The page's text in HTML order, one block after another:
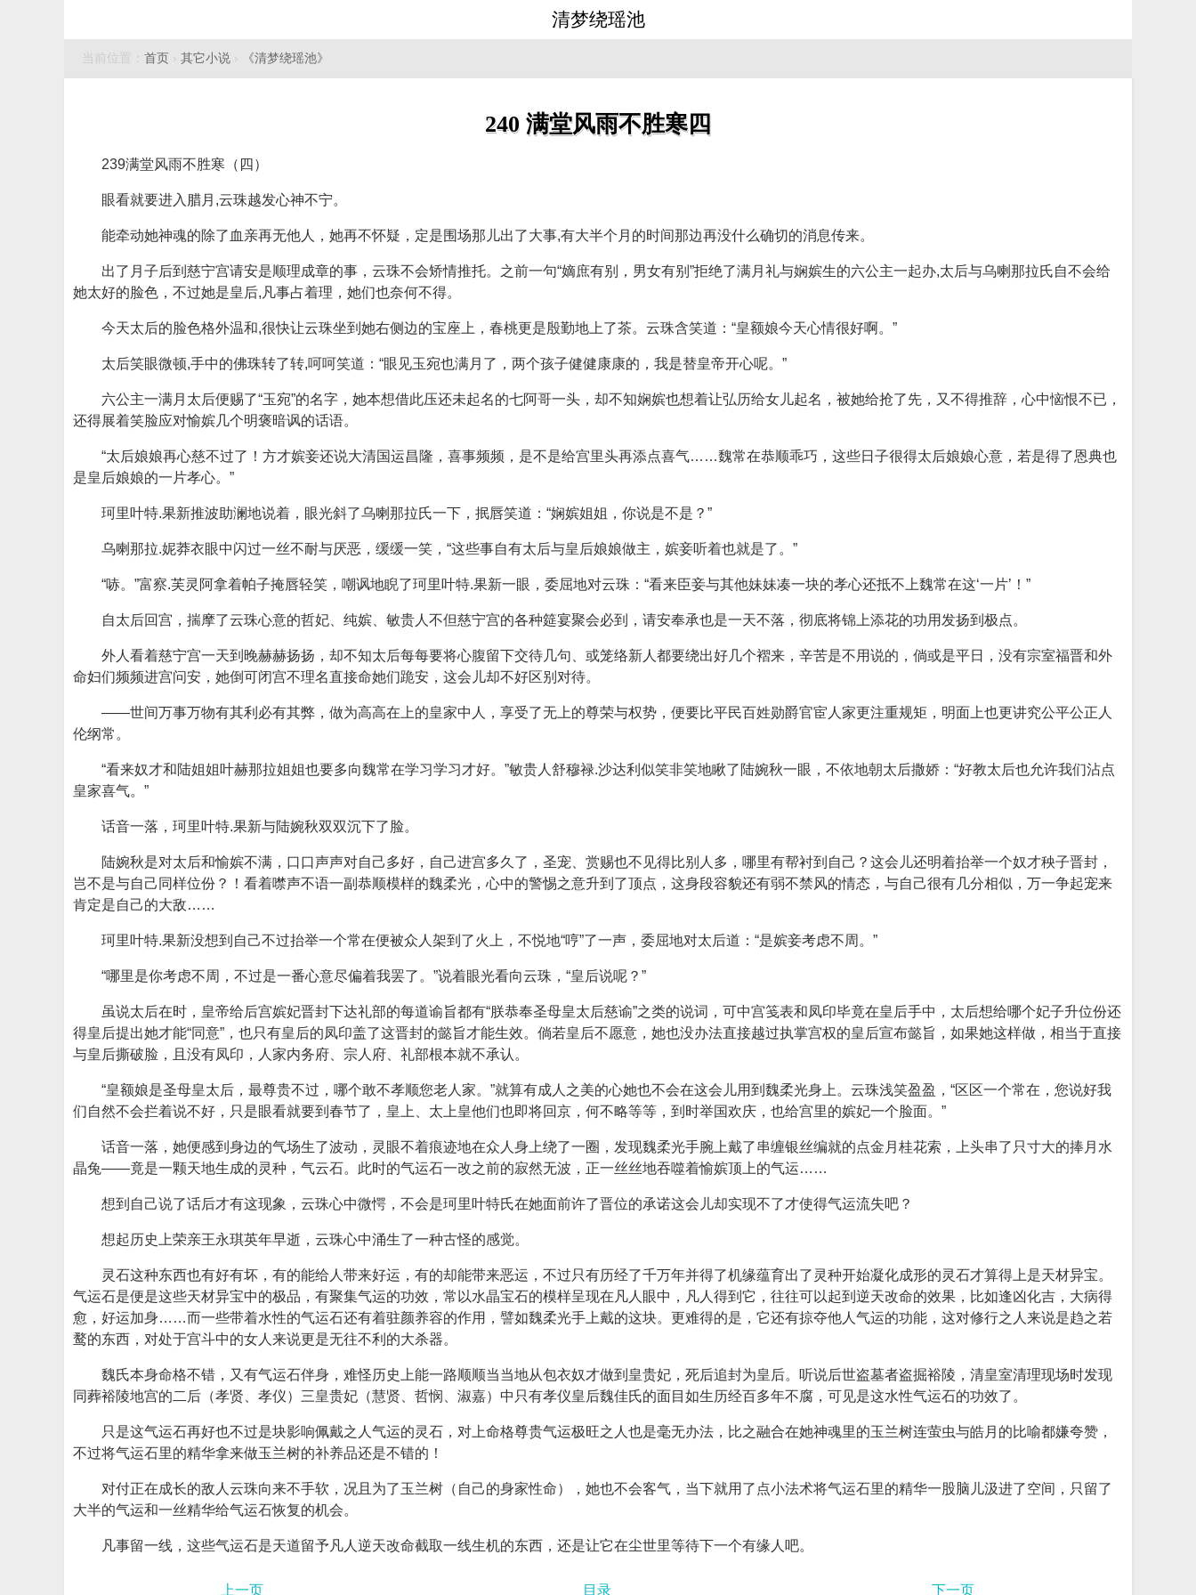
清梦绕瑶池
当前位置： 首页 › 其它小说 › 《清梦绕瑶池》
240 满堂风雨不胜寒四
239满堂风雨不胜寒（四）
眼看就要进入腊月,云珠越发心神不宁。
能牵动她神魂的除了血亲再无他人，她再不怀疑，定是围场那儿出了大事,有大半个月的时间那边再没什么确切的消息传来。
出了月子后到慈宁宫请安是顺理成章的事，云珠不会矫情推托。之前一句“嫡庶有别，男女有别”拒绝了满月礼与娴嫔生的六公主一起办,太后与乌喇那拉氏自不会给
她太好的脸色，不过她是皇后,凡事占着理，她们也奈何不得。
今天太后的脸色格外温和,很快让云珠坐到她右侧边的宝座上，春桃更是殷勤地上了茶。云珠含笑道：“皇额娘今天心情很好啊。”
太后笑眼微顿,手中的佛珠转了转,呵呵笑道：“眼见玉宛也满月了，两个孩子健健康康的，我是替皇帝开心呢。”
六公主一满月太后便赐了“玉宛”的名字，她本想借此压还未起名的七阿哥一头，却不知娴嫔也想着让弘历给女儿起名，被她给抢了先，又不得推辞，心中恼恨不已，
还得展着笑脸应对愉嫔几个明褒暗讽的话语。
“太后娘娘再心慈不过了！方才嫔妾还说大清国运昌隆，喜事频频，是不是给宫里头再添点喜气……魏常在恭顺乖巧，这些日子很得太后娘娘心意，若是得了恩典也
是皇后娘娘的一片孝心。”
珂里叶特.果新推波助澜地说着，眼光斜了乌喇那拉氏一下，抿唇笑道：“娴嫔姐姐，你说是不是？”
乌喇那拉.妮莽衣眼中闪过一丝不耐与厌恶，缓缓一笑，“这些事自有太后与皇后娘娘做主，嫔妾听着也就是了。”
“哧。”富察.芙灵阿拿着帕子掩唇轻笑，嘲讽地睨了珂里叶特.果新一眼，委屈地对云珠：“看来臣妾与其他妹妹凑一块的孝心还抵不上魏常在这‘一片’！”
自太后回宫，揣摩了云珠心意的哲妃、纯嫔、敏贵人不但慈宁宫的各种筵宴聚会必到，请安奉承也是一天不落，彻底将锦上添花的功用发扬到极点。
外人看着慈宁宫一天到晚赫赫扬扬，却不知太后每每要将心腹留下交待几句、或笼络新人都要绕出好几个褶来，辛苦是不用说的，倘或是平日，没有宗室福晋和外
命妇们频频进宫问安，她倒可闭宫不理名直接命她们跪安，这会儿却不好区别对待。
——世间万事万物有其利必有其弊，做为高高在上的皇家中人，享受了无上的尊荣与权势，便要比平民百姓勋爵官宦人家更注重规矩，明面上也更讲究公平公正人
伦纲常。
“看来奴才和陆姐姐叶赫那拉姐姐也要多向魏常在学习学习才好。”敏贵人舒穆禄.沙达利似笑非笑地瞅了陆婉秋一眼，不依地朝太后撒娇：“好教太后也允许我们沾点
皇家喜气。”
话音一落，珂里叶特.果新与陆婉秋双双沉下了脸。
陆婉秋是对太后和愉嫔不满，口口声声对自己多好，自己进宫多久了，圣宠、赏赐也不见得比别人多，哪里有帮衬到自己？这会儿还明着抬举一个奴才秧子晋封，
岂不是与自己同样位份？！看着噤声不语一副恭顺模样的魏柔光，心中的警惕之意升到了顶点，这身段容貌还有弱不禁风的情态，与自己很有几分相似，万一争起宠来
肯定是自己的大敌……
珂里叶特.果新没想到自己不过抬举一个常在便被众人架到了火上，不悦地“哼”了一声，委屈地对太后道：“是嫔妾考虑不周。”
“哪里是你考虑不周，不过是一番心意尽偏着我罢了。”说着眼光看向云珠，“皇后说呢？”
虽说太后在时，皇帝给后宫嫔妃晋封下达礼部的每道谕旨都有“朕恭奉圣母皇太后慈谕”之类的说词，可中宫笺表和凤印毕竟在皇后手中，太后想给哪个妃子升位份还
得皇后提出她才能“同意”，也只有皇后的凤印盖了这晋封的懿旨才能生效。倘若皇后不愿意，她也没办法直接越过执掌宫权的皇后宣布懿旨，如果她这样做，相当于直接
与皇后撕破脸，且没有凤印，人家内务府、宗人府、礼部根本就不承认。
“皇额娘是圣母皇太后，最尊贵不过，哪个敢不孝顺您老人家。”就算有成人之美的心她也不会在这会儿用到魏柔光身上。云珠浅笑盈盈，“区区一个常在，您说好我
们自然不会拦着说不好，只是眼看就要到春节了，皇上、太上皇他们也即将回京，何不略等等，到时举国欢庆，也给宫里的嫔妃一个脸面。”
话音一落，她便感到身边的气场生了波动，灵眼不着痕迹地在众人身上绕了一圈，发现魏柔光手腕上戴了串缠银丝编就的点金月桂花索，上头串了只寸大的捧月水
晶兔——竟是一颗天地生成的灵种，气云石。此时的气运石一改之前的寂然无波，正一丝丝地吞噬着愉嫔顶上的气运……
想到自己说了话后才有这现象，云珠心中微愕，不会是珂里叶特氏在她面前许了晋位的承诺这会儿却实现不了才使得气运流失吧？
想起历史上荣亲王永琪英年早逝，云珠心中涌生了一种古怪的感觉。
灵石这种东西也有好有坏，有的能给人带来好运，有的却能带来恶运，不过只有历经了千万年并得了机缘蕴育出了灵种开始凝化成形的灵石才算得上是天材异宝。
气运石是便是这些天材异宝中的极品，有聚集气运的功效，常以水晶宝石的模样呈现在凡人眼中，凡人得到它，往往可以起到逆天改命的效果，比如逢凶化吉，大病得
愈，好运加身……而一些带着水性的气运石还有着驻颜养容的作用，譬如魏柔光手上戴的这块。更难得的是，它还有掠夺他人气运的功能，这对修行之人来说是趋之若
鹜的东西，对处于宫斗中的女人来说更是无往不利的大杀器。
魏氏本身命格不错，又有气运石伴身，难怪历史上能一路顺顺当当地从包衣奴才做到皇贵妃，死后追封为皇后。听说后世盗墓者盗掘裕陵，清皇室清理现场时发现
同葬裕陵地宫的二后（孝贤、孝仪）三皇贵妃（慧贤、哲悯、淑嘉）中只有孝仪皇后魏佳氏的面目如生历经百多年不腐，可见是这水性气运石的功效了。
只是这气运石再好也不过是块影响佩戴之人气运的灵石，对上命格尊贵气运极旺之人也是毫无办法，比之融合在她神魂里的玉兰树连萤虫与皓月的比喻都嫌夸赞，
不过将气运石里的精华拿来做玉兰树的补养品还是不错的！
对付正在成长的敌人云珠向来不手软，况且为了玉兰树（自己的身家性命），她也不会客气，当下就用了点小法术将气运石里的精华一股脑儿汲进了空间，只留了
大半的气运和一丝精华给气运石恢复的机会。
凡事留一线，这些气运石是天道留予凡人逆天改命截取一线生机的东西，还是让它在尘世里等待下一个有缘人吧。
上一页 目录 下一页